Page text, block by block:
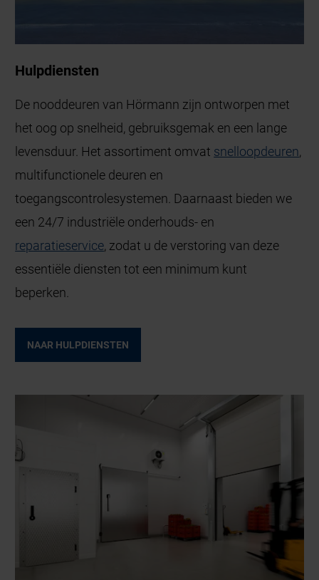
Hulpdiensten
De nooddeuren van Hörmann zijn ontworpen met
het oog op snelheid, gebruiksgemak en een lange
levensduur. Het assortiment omvat snelloopdeuren,
multifunctionele deuren en
toegangscontrolesystemen. Daarnaast bieden we
een 24/7 industriële onderhouds- en
reparatieservice, zodat u de verstoring van deze
essentiële diensten tot een minimum kunt
beperken.
NAAR HULPDIENSTEN